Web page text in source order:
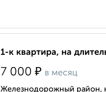
1-к квартира, на
7 000 ₽ в месяц
Железнодорожный район,